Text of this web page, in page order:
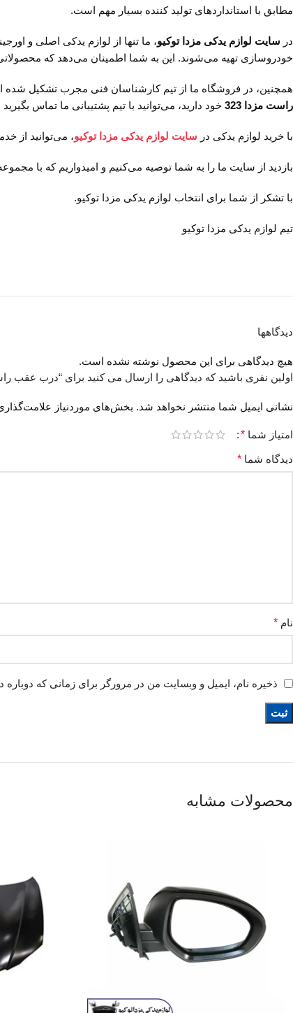
مطابق با استانداردهای تولید کننده بسیار مهم است.
در سایت لوازم یدکی مزدا توکیو، ما تنها از لوازم یدکی اصلی و
خودروسازی تهیه می‌شوند. این به شما اطمینان می‌دهد که محصولاتی
همچنین، در فروشگاه ما از تیم کارشناسان فنی مجرب تشکیل شده
راست مزدا 323
خود دارید، می‌توانید با تیم پشتیبانی ما تماس
با خرید لوازم یدکی در سایت لوازم یدکی مزدا توکیو، می‌توانید از
بازدید از سایت ما را به شما توصیه می‌کنیم و امیدواریم که با
با تشکر از شما برای انتخاب لوازم یدکی مزدا توکیو.
تیم لوازم یدکی مزدا توکیو
دیدگاهها
هیچ دیدگاهی برای این محصول نوشته نشده است.
اولین نفری باشید که دیدگاهی را ارسال می کنید برای “درب عقب راست
نشانی ایمیل شما منتشر نخواهد شد. بخش‌های موردنیاز
امتیاز شما *
دیدگاه شما *
نام *
ذخیره نام، ایمیل و وبسایت من در مرورگر برای زمانی که
محصولات مشابه